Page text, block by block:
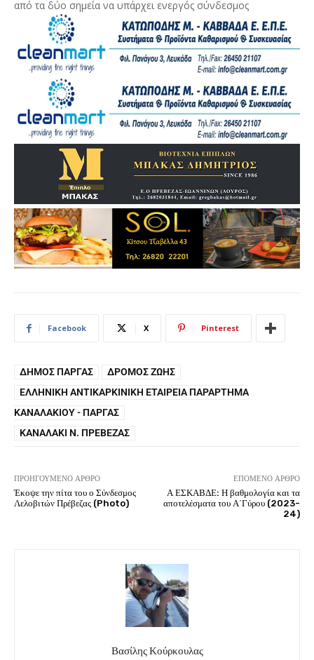
από τα δύο σημεία να υπάρχει ενεργός σύνδεσμος
Facebook X Pinterest
ΔΉΜΟΣ ΠΆΡΓΑΣ
ΔΡΌΜΟΣ ΖΩΉΣ
ΕΛΛΗΝΙΚΉ ΑΝΤΙΚΑΡΚΙΝΙΚΉ ΕΤΑΙΡΕΊΑ ΠΑΡΆΡΤΗΜΑ
ΚΑΝΑΛΑΚΊΟΥ - ΠΆΡΓΑΣ
ΚΑΝΑΛΆΚΙ Ν. ΠΡΈΒΕΖΑΣ
ΠΡΟΗΓΟΎΜΕΝΟ ΆΡΘΡΟ
Έκοψε την πίτα του ο Σύνδεσμος
Λελοβιτών Πρέβεζας (Photo)
ΕΠΌΜΕΝΟ ΆΡΘΡΟ
Α ΕΣΚΑΒΔΕ: Η βαθμολογία και τα
αποτελέσματα του Α΄Γύρου (2023-
24)
Βασίλης Κούρκουλας